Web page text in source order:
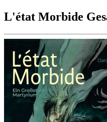
L'état Morbide